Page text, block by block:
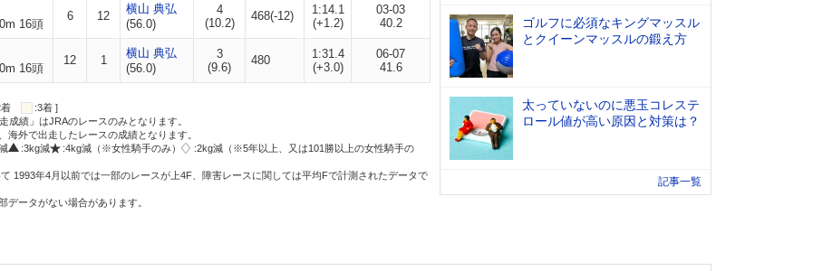
16頭
6 12
横山 典弘
(56.0)
4
(10.2)
468(-12)
1:14.1
(+1.2)
03-03
40.2
16頭
12 1
横山 典弘
(56.0)
3
(9.6)
480
1:31.4
(+3.0)
06-07
41.6
着
:3着 ]
績」はJRAのレースのみとなります。
外で出走したレースの成績となります。
:3kg減 :4kg減（※女性騎手のみ）
:2kg減（※5年以上、又は101勝以上の女性騎手の
1993年4月以前では一部のレースが上4F、障害レースに関しては平均Fで計測されたデータで
ータがない場合があります。
ゴルフに必須なキングマッスル
とクイーンマッスルの鍛え方
太っていないのに悪玉コレステ
ロール値が高い原因と対策は？
記事一覧